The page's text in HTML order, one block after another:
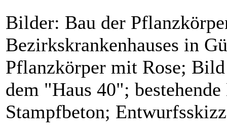
Bilder: Bau der
Bezirkskrankenhauses in
Pflanzkörper mit Rose;
dem "Haus 40";
Stampfbeton;